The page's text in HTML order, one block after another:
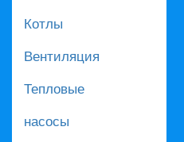
Котлы
Вентиляция
Тепловые
насосы